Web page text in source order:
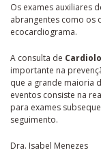
Os exames auxiliares
abrangentes como os
ecocardiograma.
A consulta de
importante na
que a grande maioria
eventos consiste na
para exames
seguimento.​
Dra. Isabel Menezes